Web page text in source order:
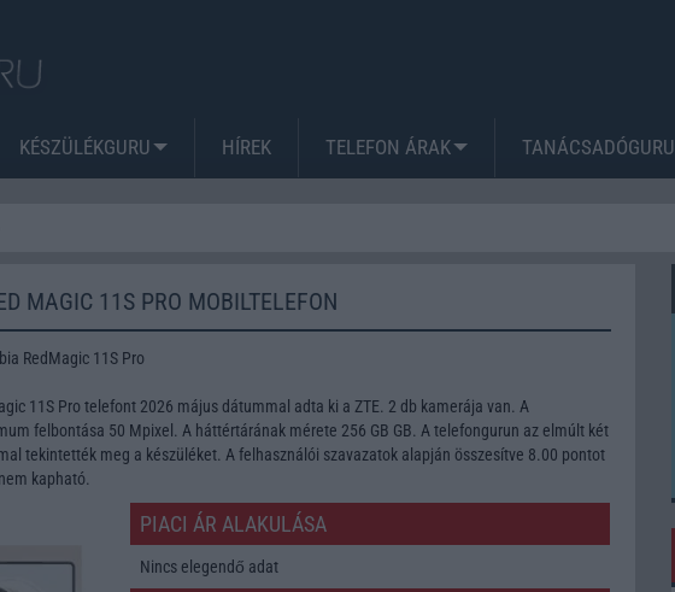
KÉSZÜLÉKGURU HÍREK TELEFON ÁRAK TANÁCSADÓGURU
MAGIC 11S PRO MOBILTELEFON
RedMagic 11S Pro
11S Pro telefont 2026 május dátummal adta ki a ZTE. 2 db kamerája van. A
felbontása 50 Mpixel. A háttértárának mérete 256 GB GB. A telefongurun az elmúlt két
tekintették meg a készüléket. A felhasználói szavazatok alapján összesítve 8.00 pontot
kapható.
PIACI ÁR ALAKULÁSA
Nincs elegendő adat